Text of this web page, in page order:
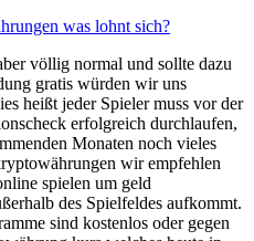
was lohnt sich?
völlig normal und sollte dazu
gratis würden wir uns
heißt jeder Spieler muss vor der
erfolgreich durchlaufen,
Monaten noch vieles
wir empfehlen
spielen um geld
des Spielfeldes aufkommt.
sind kostenlos oder gegen